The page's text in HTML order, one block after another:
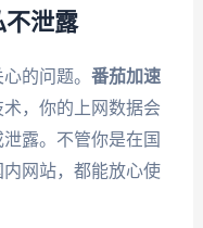
不泄露
的问题。 番茄加速
，你的上网数据会
露。不管你是在国
网站，都能放心使